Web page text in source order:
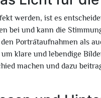
werden, ist es
bei und kann die
Porträtaufnahmen als
klare und lebendige
machen und dazu